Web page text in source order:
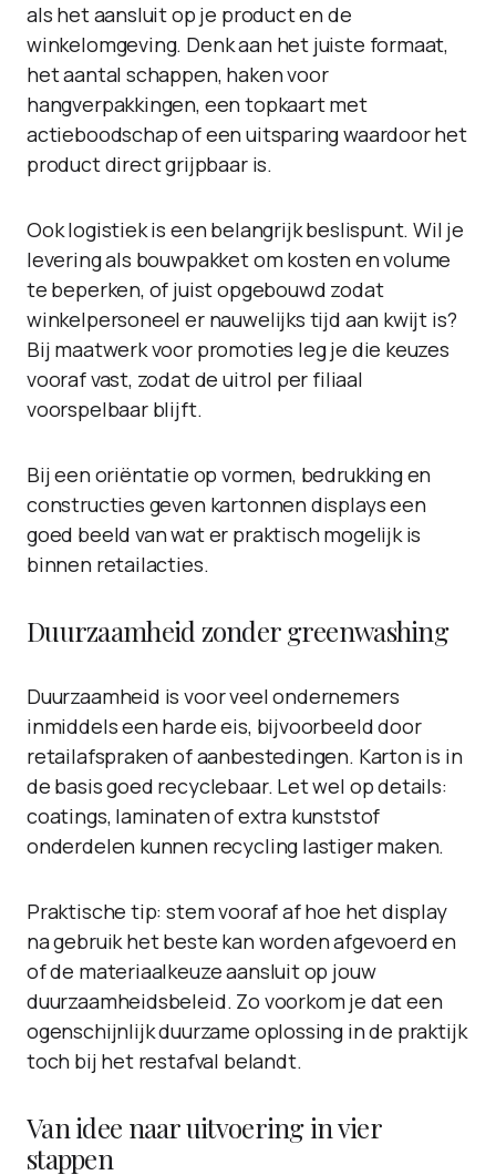
als het aansluit op je product en de
winkelomgeving. Denk aan het juiste formaat,
het aantal schappen, haken voor
hangverpakkingen, een topkaart met
actieboodschap of een uitsparing waardoor het
product direct grijpbaar is.
Ook logistiek is een belangrijk beslispunt. Wil je
levering als bouwpakket om kosten en volume
te beperken, of juist opgebouwd zodat
winkelpersoneel er nauwelijks tijd aan kwijt is?
Bij maatwerk voor promoties leg je die keuzes
vooraf vast, zodat de uitrol per filiaal
voorspelbaar blijft.
Bij een oriëntatie op vormen, bedrukking en
constructies geven kartonnen displays een
goed beeld van wat er praktisch mogelijk is
binnen retailacties.
Duurzaamheid zonder greenwashing
Duurzaamheid is voor veel ondernemers
inmiddels een harde eis, bijvoorbeeld door
retailafspraken of aanbestedingen. Karton is in
de basis goed recyclebaar. Let wel op details:
coatings, laminaten of extra kunststof
onderdelen kunnen recycling lastiger maken.
Praktische tip: stem vooraf af hoe het display
na gebruik het beste kan worden afgevoerd en
of de materiaalkeuze aansluit op jouw
duurzaamheidsbeleid. Zo voorkom je dat een
ogenschijnlijk duurzame oplossing in de praktijk
toch bij het restafval belandt.
Van idee naar uitvoering in vier
stappen